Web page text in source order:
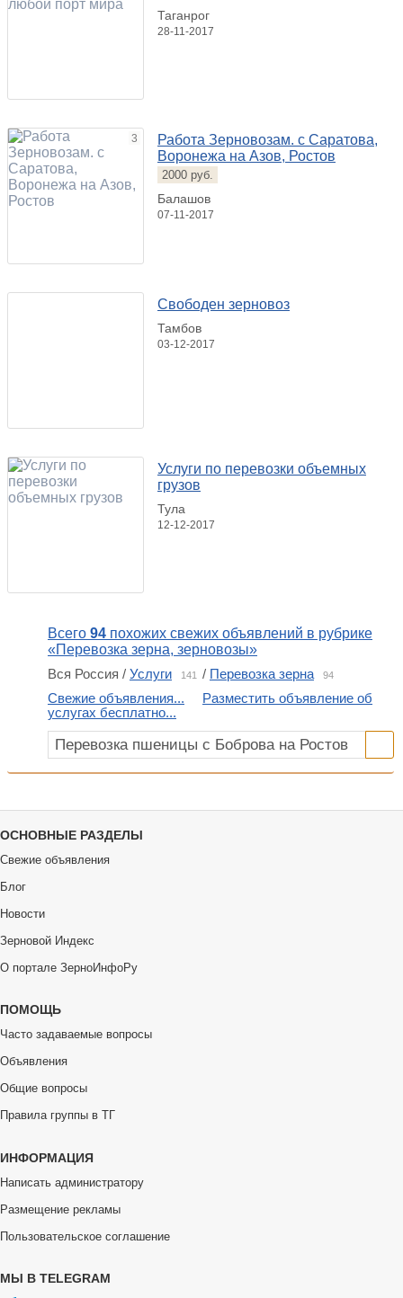
Таганрог
28-11-2017
3
Работа Зерновозам. с Саратова,
Воронежа на Азов, Ростов
2000 руб.
Балашов
07-11-2017
Свободен зерновоз
Тамбов
03-12-2017
Услуги по перевозки объемных
грузов
Тула
12-12-2017
Всего 94 похожих свежих объявлений в рубрике
«Перевозка зерна, зерновозы»
Вся Россия / Услуги 141 / Перевозка зерна 94
Свежие объявления...
Разместить объявление об
услугах бесплатно...
ОСНОВНЫЕ РАЗДЕЛЫ
Свежие объявления
Блог
Новости
Зерновой Индекс
О портале ЗерноИнфоРу
ПОМОЩЬ
Часто задаваемые вопросы
Объявления
Общие вопросы
Правила группы в ТГ
ИНФОРМАЦИЯ
Написать администратору
Размещение рекламы
Пользовательское соглашение
МЫ В TELEGRAM